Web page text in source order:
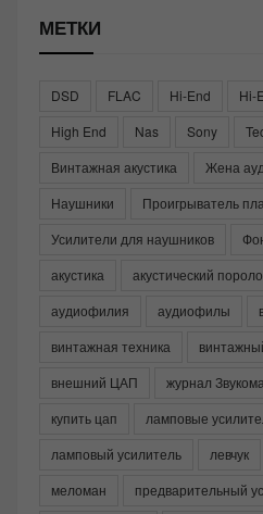
МЕТКИ
DSD FLAC Hi-End Hi-
High End
Nas Sony
Винтажная акустика
Жена
Наушники
Проигрыватель
Усилители для наушников
акустика
акустический
аудиофилия
аудиофилы
винтажная техника
внешний ЦАП
журнал
купить цап
ламповые
ламповый усилитель
левчук
меломан
предварительный